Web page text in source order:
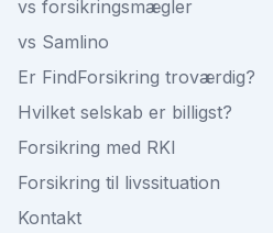
vs forsikringsmægler
vs Samlino
Er FindForsikring troværdig?
Hvilket selskab er billigst?
Forsikring med RKI
Forsikring til livssituation
Kontakt